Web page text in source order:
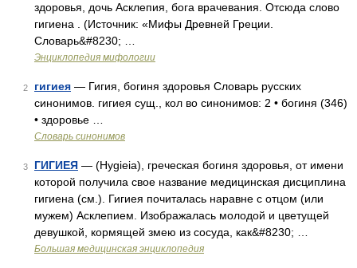
здоровья, дочь Асклепия, бога врачевания. Отсюда слово
гигиена . (Источник: «Мифы Древней Греции.
Словарь&#8230; …
Энциклопедия мифологии
2 гигиея — Гигия, богиня здоровья Словарь русских
синонимов. гигиея сущ., кол во синонимов: 2 • богиня (346)
• здоровье …
Словарь синонимов
3 ГИГИЕЯ — (Hygieia), греческая богиня здоровья, от имени
которой получила свое название медицинская дисциплина
гигиена (см.). Гигиея почиталась наравне с отцом (или
мужем) Асклепием. Изображалась молодой и цветущей
девушкой, кормящей змею из сосуда, как&#8230; …
Большая медицинская энциклопедия